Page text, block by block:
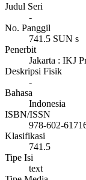
Judul Seri
-
No. Panggil
741.5 SUN s
Penerbit
Jakarta : IKJ
Deskripsi Fisik
-
Bahasa
Indonesia
ISBN/ISSN
978-602-
Klasifikasi
741.5
Tipe Isi
text